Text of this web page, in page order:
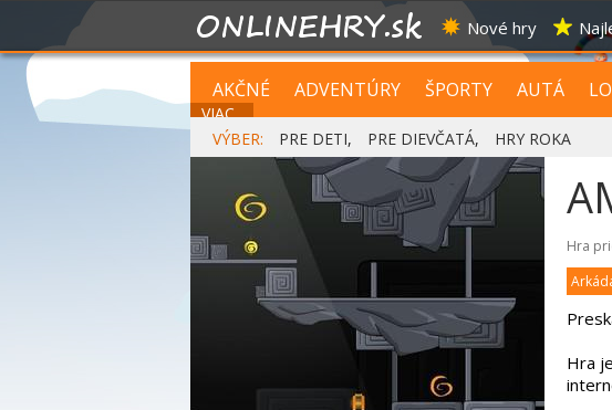
Nové hry
AKČNÉ ADVENTÚRY ŠPORTY AUTÁ
VIAC...
VÝBER:
PRE DETI, PRE DIEVČATÁ, HRY ROKA
Hra
Hra